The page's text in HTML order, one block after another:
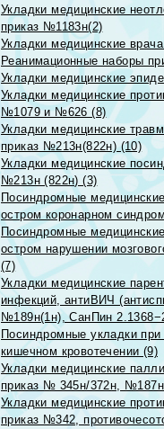
Укладки медицинские
приказ №1183н(2)
Укладки медицинские
Реанимационные наборы
Укладки медицинские
Укладки медицинские
№1079 и №626 (8)
Укладки медицинские
приказ №213н(822н) (10)
Укладки медицинские
№213н (822н) (3)
Посиндромные
остром коронарном
Посиндромные
остром нарушении
(7)
Укладки медицинские
инфекций, антиВИЧ
№189н(1н), СанПин
Посиндромные укладки
кишечном кровотечении (9)
Укладки медицинские
приказ № 345н/372н,
Укладки медицинские
приказ №342,